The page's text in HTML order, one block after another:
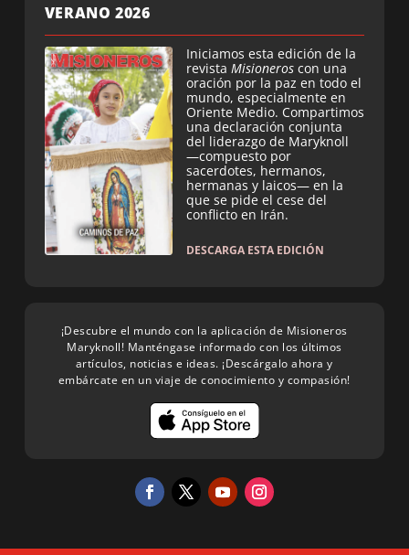
VERANO 2026
Iniciamos esta edición de la
revista Misioneros con una
oración por la paz en todo el
mundo, especialmente en
Oriente Medio. Compartimos
una declaración conjunta
del liderazgo de Maryknoll
—compuesto por
sacerdotes, hermanos,
hermanas y laicos— en la
que se pide el cese del
conflicto en Irán.
DESCARGA ESTA EDICIÓN
¡Descubre el mundo con la aplicación de Misioneros
Maryknoll! Manténgase informado con los últimos
artículos, noticias e ideas. ¡Descárgalo ahora y
embárcate en un viaje de conocimiento y compasión!